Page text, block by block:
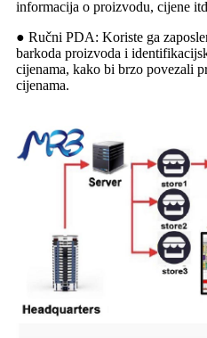
informacija o proizvodu, cijene
● Ručni PDA: Koriste ga
barkoda proizvoda i
cijenama, kako bi brzo povezali
cijenama.